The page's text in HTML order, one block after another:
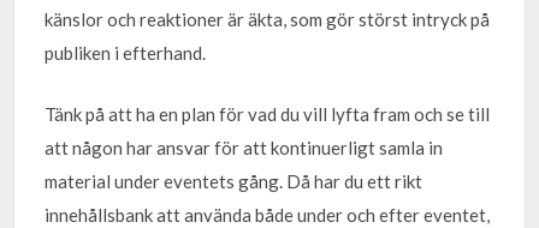
känslor och reaktioner är äkta, som gör störst intryck på
publiken i efterhand.
Tänk på att ha en plan för vad du vill lyfta fram och se till
att någon har ansvar för att kontinuerligt samla in
material under eventets gång. Då har du ett rikt
innehållsbank att använda både under och efter eventet,